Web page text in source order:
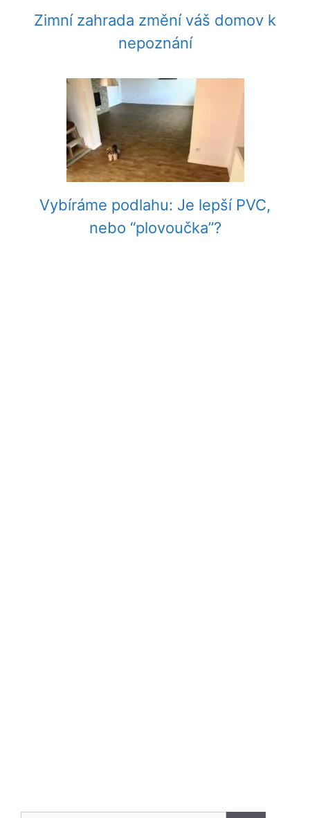
Zimní zahrada změní váš domov k
nepoznání
Vybíráme podlahu: Je lepší PVC,
nebo “plovoučka”?